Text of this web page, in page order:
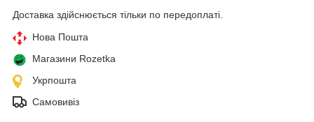
Доставка здійснюється тільки по передоплаті.
Нова Пошта
Магазини Rozetka
Укрпошта
Самовивіз